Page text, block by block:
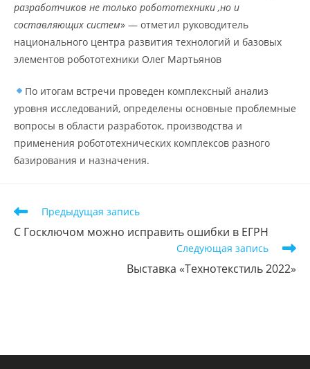
разработчиков не только робототехники ,но и
составляющих систем» — отметил руководитель
национального центра развития технологий и базовых
элементов робототехники Олег Мартьянов
По итогам встречи проведен комплексный анализ
уровня исследований, определены основные проблемные
вопросы в области разработок, производства и
применения робототехнических комплексов разного
базирования и назначения.
Предыдущая запись
С Госключом можно исправить ошибки в ЕГРН
Следующая запись
Выставка «Технотекстиль 2022»